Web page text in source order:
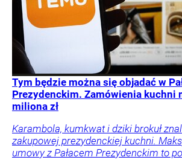
Tym będzie można się objadać w
Prezydenckim. Zamówienia kuchni
miliona zł
Karambola, kumkwat i dziki brokuł
zakupowej prezydenckiej kuchni.
umowy z Pałacem Prezydenckim to